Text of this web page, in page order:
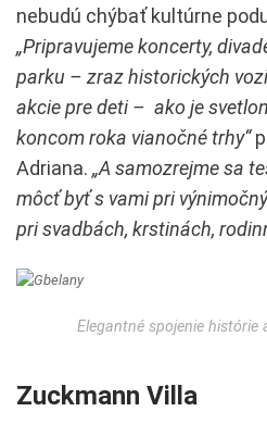
nebudú chýbať kultúrne
„Pripravujeme koncerty,
parku – zraz historických
akcie pre deti – ako je
koncom roka vianočné trhy“
Adriana. „A samozrejme sa
môcť byť s vami pri
pri svadbách, krstinách,
Elegantné spojenie histórie
Zuckmann Villa